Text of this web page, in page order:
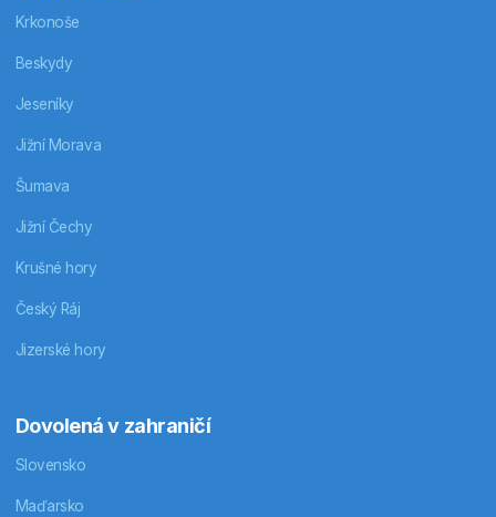
Krkonoše
Beskydy
Jeseníky
Jižní Morava
Šumava
Jižní Čechy
Krušné hory
Český Ráj
Jizerské hory
Dovolená v zahraničí
Slovensko
Maďarsko